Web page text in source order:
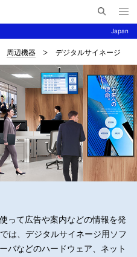
Japan
イ
検
索
メ
ニ
ュ
周辺機器 デジタルサイネージ
って広告や案内などの情報を発
は、デジタルサイネージ用ソフ
バなどのハードウェア、ネット